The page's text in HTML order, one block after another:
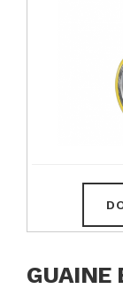
GUAINE